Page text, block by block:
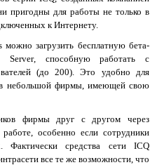
пригодны для работы не только в
к Интернету.
можно загрузить бесплатную бета-
Server, способную работать с
(до 200). Это удобно для
небольшой фирмы, имеющей свою
фирмы друг с другом через
особенно если сотрудники
Фактически средства сети ICQ
все те же возможности, что